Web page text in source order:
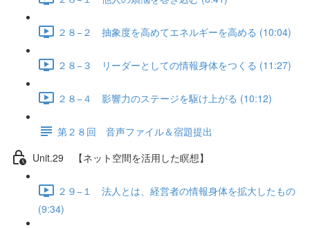
２８−２ 抽象度を高めてエネルギーを高める (10:04)
２８−３ リーダーとしての情報身体をつくる (11:27)
２８−４ 影響力のステージを駆け上がる (10:12)
第２８回 音声ファイル＆宿題提出
Unit.29 【ネット空間を活用した瞑想】
２９−１ 法人とは、経営者の情報身体を拡大したもの
(9:34)